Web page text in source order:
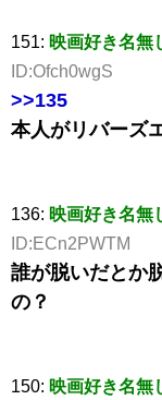
151: 映画好き名無
ID:Ofch0wgS
>>135
本人がリバーズ
136: 映画好き名無
ID:ECn2PWTM
誰が脱いだとか
の？
150: 映画好き名無